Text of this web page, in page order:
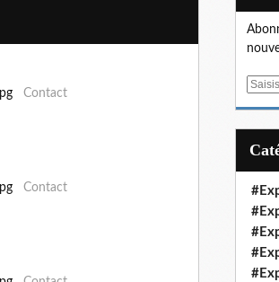
Contact
Contact
E